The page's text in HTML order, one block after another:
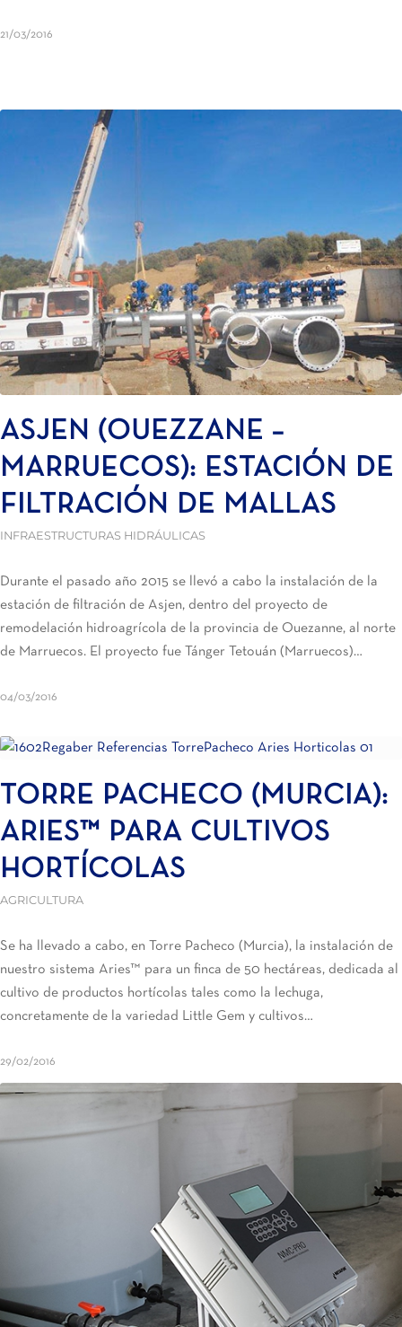
21/03/2016
ASJEN (OUEZZANE –
MARRUECOS): ESTACIÓN DE
FILTRACIÓN DE MALLAS
INFRAESTRUCTURAS HIDRÁULICAS
Durante el pasado año 2015 se llevó a cabo la instalación de la
estación de filtración de Asjen, dentro del proyecto de
remodelación hidroagrícola de la provincia de Ouezanne, al norte
de Marruecos. El proyecto fue Tánger Tetouán (Marruecos)…
04/03/2016
TORRE PACHECO (MURCIA):
ARIES™ PARA CULTIVOS
HORTÍCOLAS
AGRICULTURA
Se ha llevado a cabo, en Torre Pacheco (Murcia), la instalación de
nuestro sistema Aries™ para un finca de 50 hectáreas, dedicada al
cultivo de productos hortícolas tales como la lechuga,
concretamente de la variedad Little Gem y cultivos…
29/02/2016